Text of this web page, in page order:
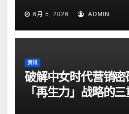
6月 5, 2026 ADMIN
资讯
破解中女时代营销
「再生力」战略的